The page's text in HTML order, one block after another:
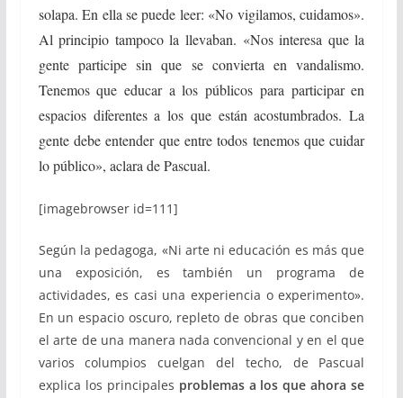
solapa. En ella se puede leer: «No vigilamos, cuidamos».
Al principio tampoco la llevaban. «Nos interesa que la
gente participe sin que se convierta en vandalismo.
Tenemos que educar a los públicos para participar en
espacios diferentes a los que están acostumbrados. La
gente debe entender que entre todos tenemos que cuidar
lo público», aclara de Pascual.
[imagebrowser id=111]
Según la pedagoga, «Ni arte ni educación es más que
una exposición, es también un programa de
actividades, es casi una experiencia o experimento».
En un espacio oscuro, repleto de obras que conciben
el arte de una manera nada convencional y en el que
varios columpios cuelgan del techo, de Pascual
explica los principales problemas a los que ahora se